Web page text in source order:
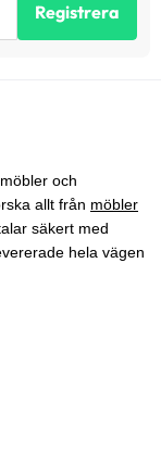
Registrera
och
allt från möbler
säkert med
hela vägen